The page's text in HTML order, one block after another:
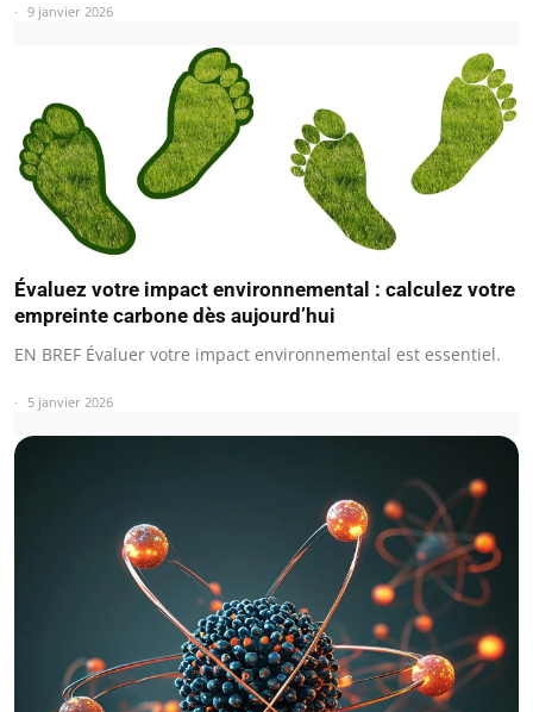
9 janvier 2026
Évaluez votre impact environnemental : calculez votre
empreinte carbone dès aujourd’hui
EN BREF Évaluer votre impact environnemental est essentiel.
5 janvier 2026